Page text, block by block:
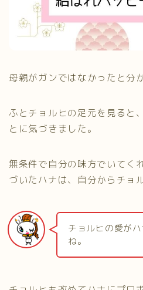
母親がガンではなかったと分
ふとチョルヒの足元を見ると
とに気づきました。
無条件で自分の味方でいてく
づいたハナは、自分からチョ
チョルヒの愛が
ね。